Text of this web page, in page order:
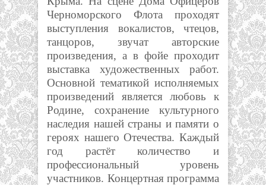
Черноморского Флота проходят
выступления вокалистов, чтецов,
танцоров, звучат авторские
произведения, а в фойе проходит
выставка художественных работ.
Основной тематикой исполняемых
произведений является любовь к
Родине, сохранение культурного
наследия нашей страны и памяти о
героях нашего Отечества. Каждый
год растёт количество и
профессиональный уровень
участников. Концертная программа